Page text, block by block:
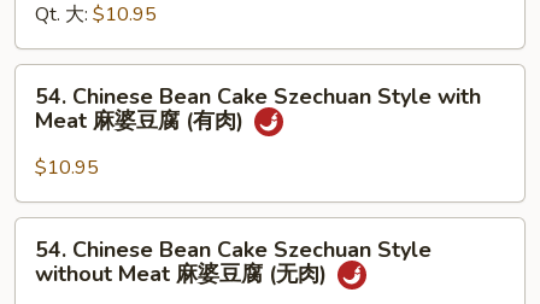
什
锦
Qt. 大: $10.95
Chinese
Bean
Cake
Szechuan
Style
with
Meat
54. Chinese Bean Cake Szechuan Style with
Meat 麻婆豆腐 (有肉)
$10.95
Chinese
Bean
54. Chinese Bean Cake Szechuan Style
without Meat 麻婆豆腐 (无肉)